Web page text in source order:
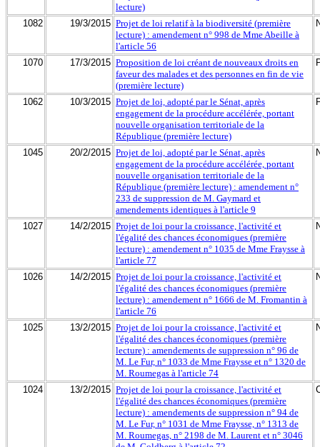
lecture)
1082 19/3/2015 Projet de loi relatif à la biodiversité (première
lecture) : amendement n° 998 de Mme Abeille à
l'article 56
1070 17/3/2015 Proposition de loi créant de nouveaux droits en
faveur des malades et des personnes en fin de vie
(première lecture)
1062 10/3/2015 Projet de loi, adopté par le Sénat, après
engagement de la procédure accélérée, portant
nouvelle organisation territoriale de la
République (première lecture)
1045 20/2/2015 Projet de loi, adopté par le Sénat, après
engagement de la procédure accélérée, portant
nouvelle organisation territoriale de la
République (première lecture) : amendement n°
233 de suppression de M. Gaymard et
amendements identiques à l'article 9
1027 14/2/2015 Projet de loi pour la croissance, l'activité et
l'égalité des chances économiques (première
lecture) : amendement n° 1035 de Mme Fraysse à
l'article 77
1026 14/2/2015 Projet de loi pour la croissance, l'activité et
l'égalité des chances économiques (première
lecture) : amendement n° 1666 de M. Fromantin à
l'article 76
1025 13/2/2015 Projet de loi pour la croissance, l'activité et
l'égalité des chances économiques (première
lecture) : amendements de suppression n° 96 de
M. Le Fur, n° 1033 de Mme Fraysse et n° 1320 de
M. Roumegas à l'article 74
1024 13/2/2015 Projet de loi pour la croissance, l'activité et
l'égalité des chances économiques (première
lecture) : amendements de suppression n° 94 de
M. Le Fur, n° 1031 de Mme Fraysse, n° 1313 de
M. Roumegas, n° 2198 de M. Laurent et n° 3046